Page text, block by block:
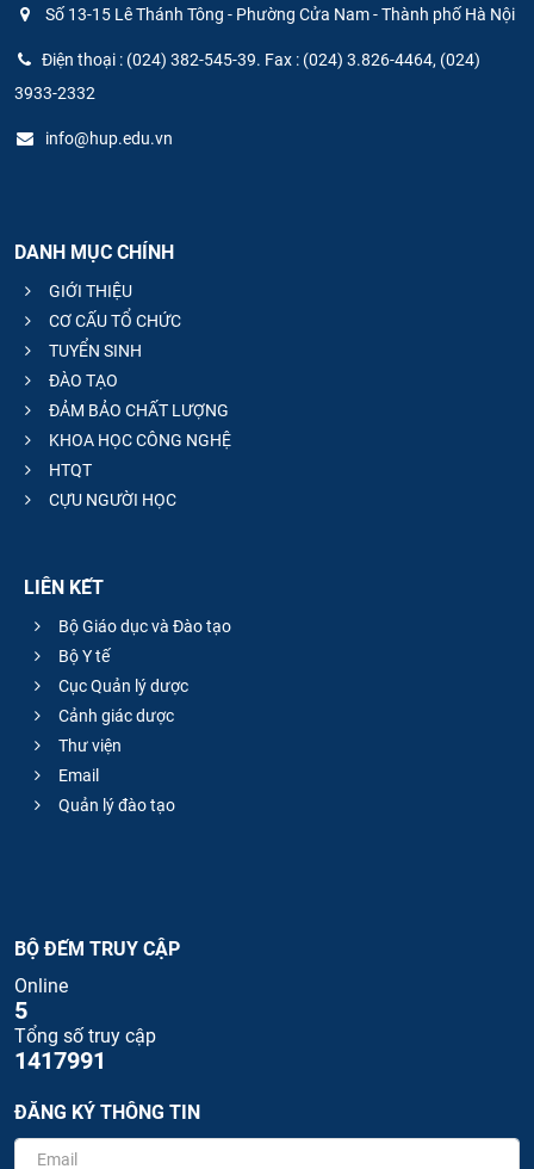
Số 13-15 Lê Thánh Tông - Phường Cửa Nam - Thành phố Hà Nội
Điện thoại : (024) 382-545-39. Fax : (024) 3.826-4464, (024)
3933-2332
info@hup.edu.vn
DANH MỤC CHÍNH
GIỚI THIỆU
CƠ CẤU TỔ CHỨC
TUYỂN SINH
ĐÀO TẠO
ĐẢM BẢO CHẤT LƯỢNG
KHOA HỌC CÔNG NGHỆ
HTQT
CỰU NGƯỜI HỌC
LIÊN KẾT
Bộ Giáo dục và Đào tạo
Bộ Y tế
Cục Quản lý dược
Cảnh giác dược
Thư viện
Email
Quản lý đào tạo
BỘ ĐẾM TRUY CẬP
Online
5
Tổng số truy cập
1417991
ĐĂNG KÝ THÔNG TIN